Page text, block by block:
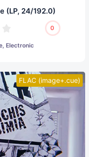
(LP, 24/192.0)
0
Electronic
FLAC (image+.cue)